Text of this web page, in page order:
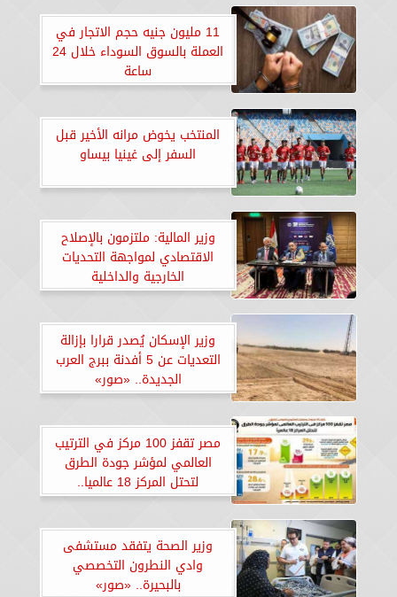
11 مليون جنيه حجم الاتجار في
العملة بالسوق السوداء خلال 24
ساعة
المنتخب يخوض مرانه الأخير قبل
السفر إلى غينيا بيساو
وزير المالية: ملتزمون بالإصلاح
الاقتصادي لمواجهة التحديات
الخارجية والداخلية
وزير الإسكان يُصدر قرارا بإزالة
التعديات عن 5 أفدنة ببرج العرب
الجديدة.. «صور»
مصر تقفز 100 مركز في الترتيب
العالمي لمؤشر جودة الطرق
لتحتل المركز 18 عالميا..
«إنفوجراف»
وزير الصحة يتفقد مستشفى
وادي النطرون التخصصي
بالبحيرة.. «صور»